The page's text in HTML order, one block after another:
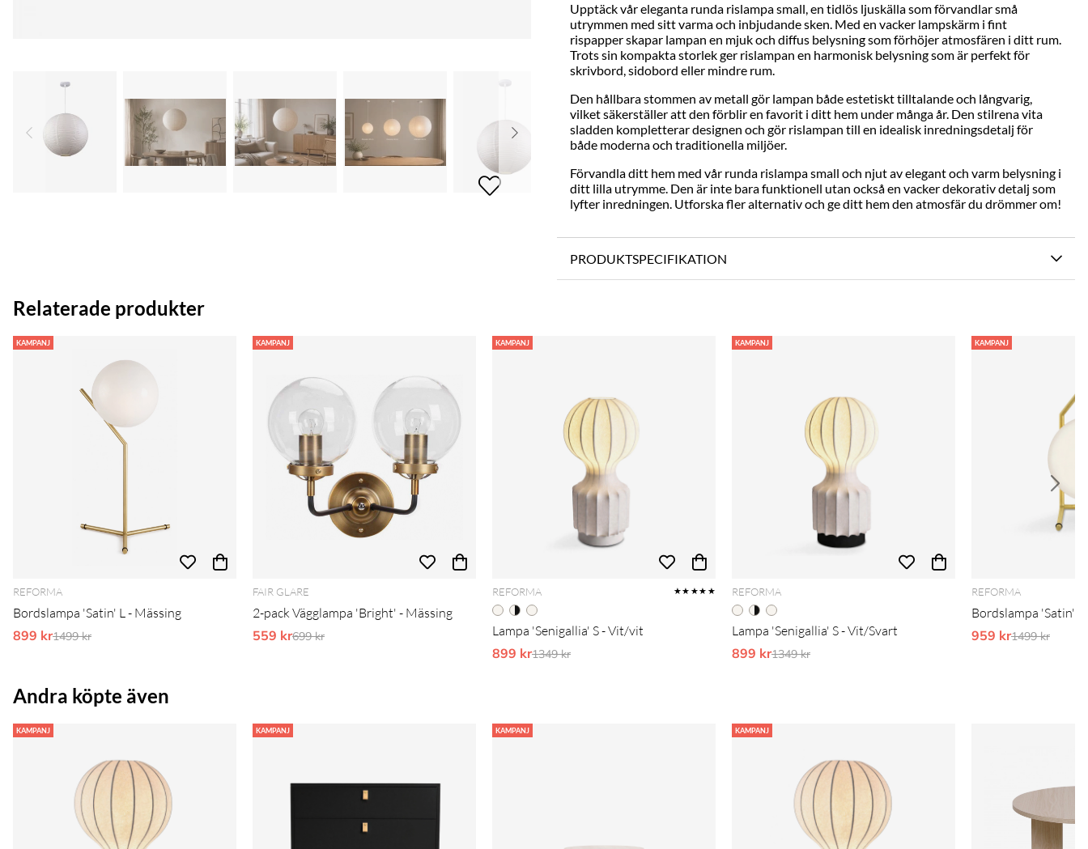
Upptäck vår eleganta runda rislampa small, en tidlös ljuskälla som förvandlar små
utrymmen med sitt varma och inbjudande sken. Med en vacker lampskärm i fint
rispapper skapar lampan en mjuk och diffus belysning som förhöjer atmosfären i ditt rum.
Trots sin kompakta storlek ger rislampan en harmonisk belysning som är perfekt för
skrivbord, sidobord eller mindre rum.
Den hållbara stommen av metall gör lampan både estetiskt tilltalande och långvarig,
vilket säkerställer att den förblir en favorit i ditt hem under många år. Den stilrena vita
sladden kompletterar designen och gör rislampan till en idealisk inredningsdetalj för
både moderna och traditionella miljöer.
Förvandla ditt hem med vår runda rislampa small och njut av elegant och varm belysning i
ditt lilla utrymme. Den är inte bara funktionell utan också en vacker dekorativ detalj som
lyfter inredningen. Utforska fler alternativ och ge ditt hem den atmosfär du drömmer om!
PRODUKTSPECIFIKATION
Relaterade produkter
KAMPANJ
REFORMA
Bordslampa 'Satin' L - Mässing
899 krOrdinarie pris:
1499 kr
KAMPANJ
FAIR GLARE
2-pack Vägglampa 'Bright' - Mässing
559 krOrdinarie pris:
699 kr
KAMPANJ
REFORMA ★★★★★
Lampa 'Senigallia' S - Vit/vit
899 krOrdinarie pris:
1349 kr
KAMPANJ
REFORMA
Lampa 'Senigallia' S - Vit/Svart
899 krOrdinarie pris:
1349 kr
KAMPANJ
REFORMA
Bordslampa 'Satin' -
959 krOrdinarie
1499 kr
Andra köpte även
KAMPANJ KAMPANJ KAMPANJ KAMPANJ